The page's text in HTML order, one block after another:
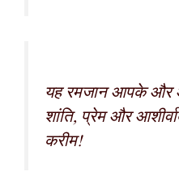
यह रमजान आपके और
शांति, प्रेम और
करीम!